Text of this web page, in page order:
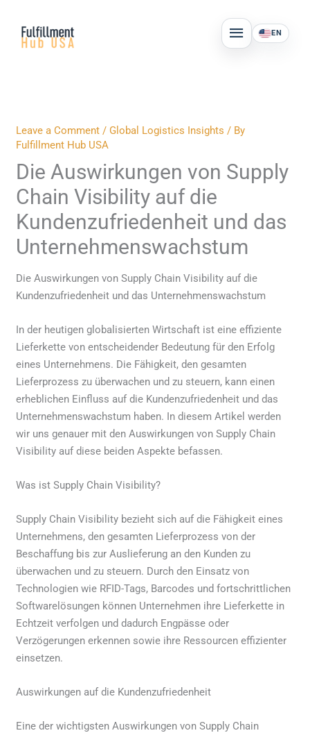
content
MAIN
MENU
EN
Leave a Comment / Global Logistics Insights / By
Fulfillment Hub USA
Die Auswirkungen von Supply
Chain Visibility auf die
Kundenzufriedenheit und das
Unternehmenswachstum
Die Auswirkungen von Supply Chain Visibility auf die
Kundenzufriedenheit und das Unternehmenswachstum
In der heutigen globalisierten Wirtschaft ist eine effiziente
Lieferkette von entscheidender Bedeutung für den Erfolg
eines Unternehmens. Die Fähigkeit, den gesamten
Lieferprozess zu überwachen und zu steuern, kann einen
erheblichen Einfluss auf die Kundenzufriedenheit und das
Unternehmenswachstum haben. In diesem Artikel werden
wir uns genauer mit den Auswirkungen von Supply Chain
Visibility auf diese beiden Aspekte befassen.
Was ist Supply Chain Visibility?
Supply Chain Visibility bezieht sich auf die Fähigkeit eines
Unternehmens, den gesamten Lieferprozess von der
Beschaffung bis zur Auslieferung an den Kunden zu
überwachen und zu steuern. Durch den Einsatz von
Technologien wie RFID-Tags, Barcodes und fortschrittlichen
Softwarelösungen können Unternehmen ihre Lieferkette in
Echtzeit verfolgen und dadurch Engpässe oder
Verzögerungen erkennen sowie ihre Ressourcen effizienter
einsetzen.
Auswirkungen auf die Kundenzufriedenheit
Eine der wichtigsten Auswirkungen von Supply Chain